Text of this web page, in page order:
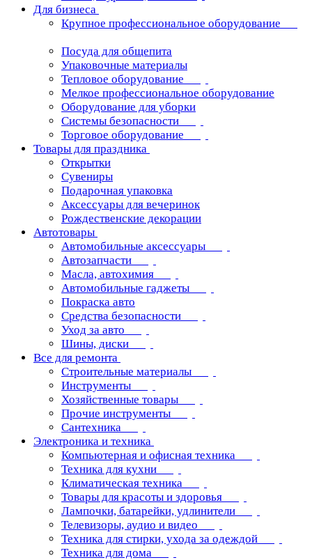
Для бизнеса
Крупное профессиональное оборудование
Посуда для общепита
Упаковочные материалы
Тепловое оборудование
Мелкое профессиональное оборудование
Оборудование для уборки
Системы безопасности
Торговое оборудование
Товары для праздника
Открытки
Сувениры
Подарочная упаковка
Аксессуары для вечеринок
Рождественские декорации
Автотовары
Автомобильные аксессуары
Автозапчасти
Масла, автохимия
Автомобильные гаджеты
Покраска авто
Средства безопасности
Уход за авто
Шины, диски
Все для ремонта
Строительные материалы
Инструменты
Хозяйственные товары
Прочие инструменты
Сантехника
Электроника и техника
Компьютерная и офисная техника
Техника для кухни
Климатическая техника
Товары для красоты и здоровья
Лампочки, батарейки, удлинители
Телевизоры, аудио и видео
Техника для стирки, ухода за одеждой
Техника для дома